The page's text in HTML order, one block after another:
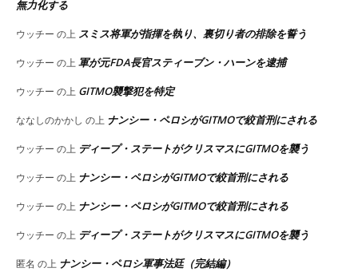
無力化する
ウッチー の上 スミス将軍が指揮を執り、裏切り者の排除を誓う
ウッチー の上 軍が元FDA長官スティーブン・ハーンを逮捕
ウッチー の上 GITMO襲撃犯を特定
ななしのかかし の上 ナンシー・ペロシがGITMOで絞首刑にされる
ウッチー の上 ディープ・ステートがクリスマスにGITMOを襲う
ウッチー の上 ナンシー・ペロシがGITMOで絞首刑にされる
ウッチー の上 ナンシー・ペロシがGITMOで絞首刑にされる
ウッチー の上 ディープ・ステートがクリスマスにGITMOを襲う
匿名 の上 ナンシー・ペロシ軍事法廷（完結編）